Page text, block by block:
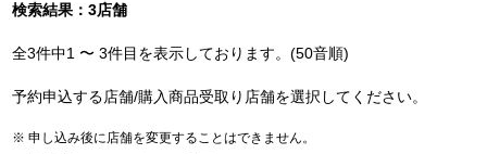
検索結果：3店舗
全3件中1 〜 3件目を表示しております。(50音順)
予約申込する店舗/購入商品受取り店舗を選択してください。
申し込み後に店舗を変更することはできません。